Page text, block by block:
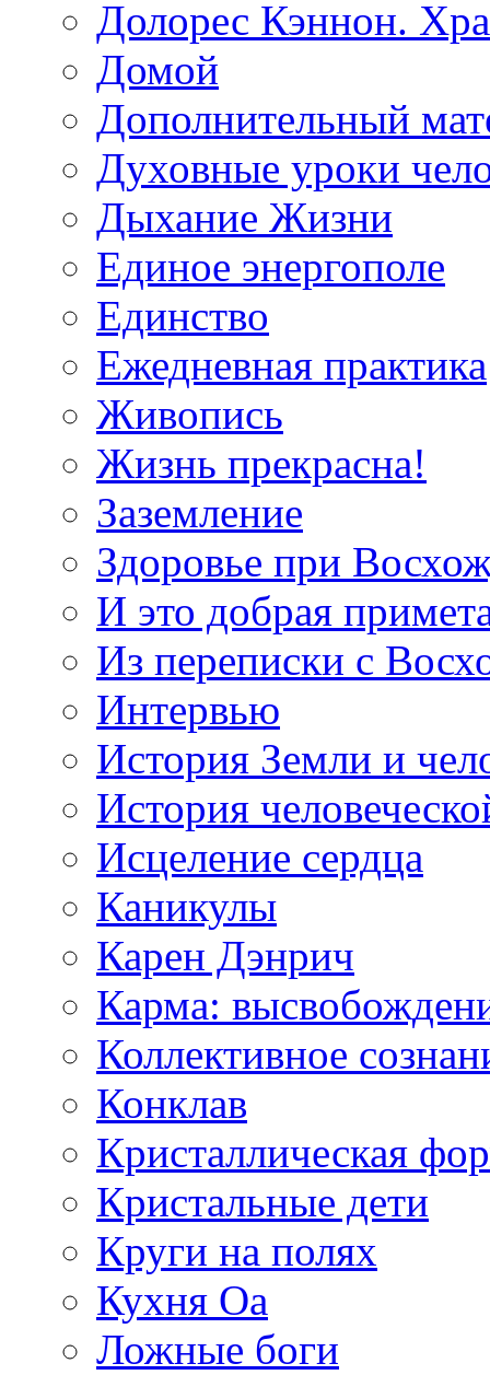
Долорес Кэннон.
Домой
Дополнительный
Духовные уроки
Дыхание Жизни
Единое энергополе
Единство
Ежедневная практика
Живопись
Жизнь прекрасна!
Заземление
Здоровье при
И это добрая
Из переписки с
Интервью
История Земли и
История
Исцеление сердца
Каникулы
Карен Дэнрич
Карма:
Коллективное
Конклав
Кристаллическая
Кристальные дети
Круги на полях
Кухня Оа
Ложные боги